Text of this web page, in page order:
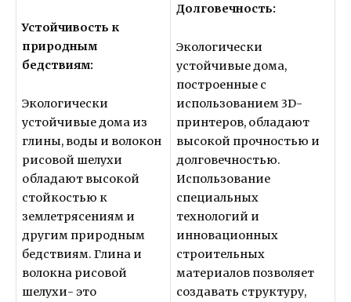
Устойчивость к
природным
бедствиям:
Экологически
устойчивые дома из
глины, воды и волокон
рисовой шелухи
обладают высокой
стойкостью к
землетрясениям и
другим природным
бедствиям. Глина и
волокна рисовой
шелухи- это
Долговечность:
Экологически
устойчивые дома,
построенные с
использованием 3D-
принтеров, обладают
высокой прочностью и
долговечностью.
Использование
специальных
технологий и
инновационных
строительных
материалов позволяет
создавать структуру,